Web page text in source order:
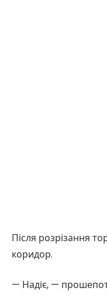
Після розрізання
коридор.
— Надіє, —